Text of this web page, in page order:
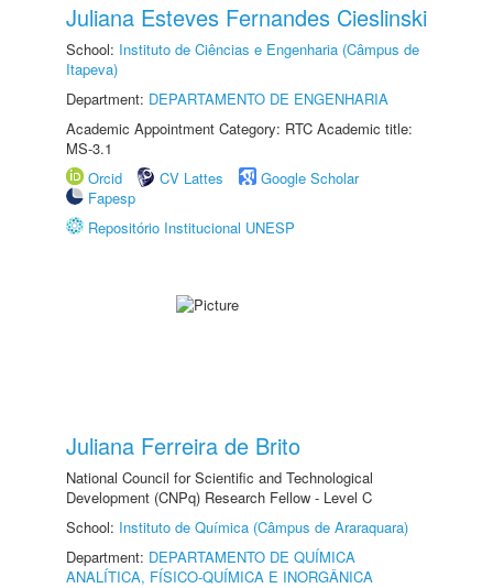
Juliana Esteves Fernandes Cieslinski
School: Instituto de Ciências e Engenharia (Câmpus de
Itapeva)
Department: DEPARTAMENTO DE ENGENHARIA
Academic Appointment Category: RTC Academic title:
MS-3.1
Orcid
CV Lattes
Google Scholar
Fapesp
Repositório Institucional UNESP
Juliana Ferreira de Brito
National Council for Scientific and Technological
Development (CNPq) Research Fellow - Level C
School: Instituto de Química (Câmpus de Araraquara)
Department: DEPARTAMENTO DE QUÍMICA
ANALÍTICA, FÍSICO-QUÍMICA E INORGÂNICA